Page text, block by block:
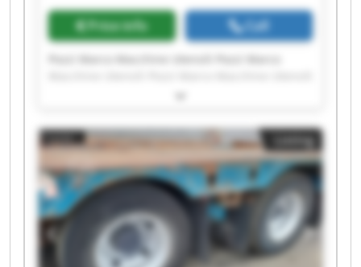
Price info Call
Pozzi Marco Macchine Utensili Pozzi Marco
Pozzi Marco Macchine Utensili Pozzi Marco
Pozzi Marco Macchine Utensili Pozzi Marco
Macchine Utensili Pozzi Marco Macchine Utensili
Pozzi Marco Macchine Utensili Pozzi Marco
Macchine Utensili Pozzi Marco Macchine Utensili
Pozzi Marco Macchine Utensili Pozzi Marco
Macchine Utensili Pozzi Marco Macchine Utensili
Pozzi Marco Macchine Utensili Pozzi Marco
Macchine Utensili Pozzi Marco Macchine Utensili
Pozzi Marco Macchine Utensili Pozzi Marco
Listing